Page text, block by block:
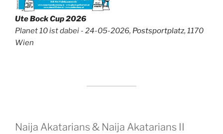
Ute Bock Cup 2026
Planet 10 ist dabei - 24-05-2026, Postsportplatz, 1170
Wien
Naija Akatarians & Naija Akatarians II